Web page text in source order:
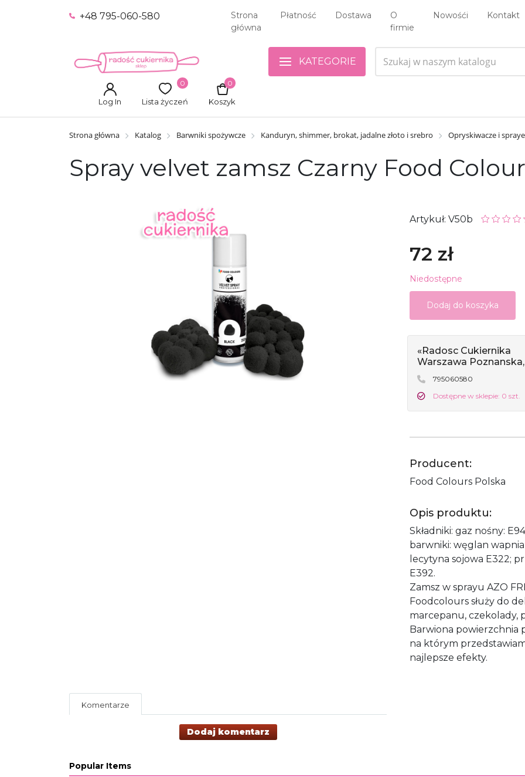
+48 795-060-580
Strona
główna
Płatność Dostawa
O
firmie
Nowośći Kontakt
Log In Lista życzeń
0
Koszyk
0
KATEGORIE
Strona główna Katalog Barwniki spożywcze Kanduryn, shimmer, brokat, jadalne złoto i srebro Opryskiwacze i spraye
Spray velvet zamsz Сzarny Food
Artykuł: V50b
72 zł
Niedostępne
Dodaj do koszyka
«Radosc Cukiernika
Warszawa
795060580
Dostępne w sklepie: 0 szt.
Producent:
Food Colours Polska
Opis produktu:
Składniki: gaz nośny:
barwniki: węglan
lecytyna sojowa E322;
E392.
Zamsz w sprayu AZO
Foodcolours służy do
marcepanu, czekolady,
Barwiona powierzchnia
na którym
najlepsze efekty.
Komentarze
Dodaj komentarz
Popular Items